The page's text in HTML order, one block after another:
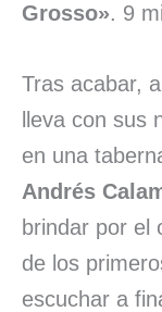
Grosso». 9
Tras acabar,
lleva con sus
en una
Andrés
brindar por el
de los
escuchar a